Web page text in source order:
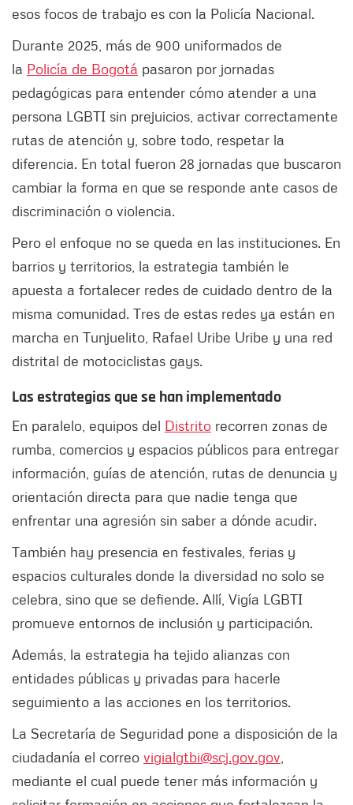
esos focos de trabajo es con la Policía Nacional.
Durante 2025, más de 900 uniformados de
la Policía de Bogotá pasaron por jornadas
pedagógicas para entender cómo atender a una
persona LGBTI sin prejuicios, activar correctamente
rutas de atención y, sobre todo, respetar la
diferencia. En total fueron 28 jornadas que buscaron
cambiar la forma en que se responde ante casos de
discriminación o violencia.
Pero el enfoque no se queda en las instituciones. En
barrios y territorios, la estrategia también le
apuesta a fortalecer redes de cuidado dentro de la
misma comunidad. Tres de estas redes ya están en
marcha en Tunjuelito, Rafael Uribe Uribe y una red
distrital de motociclistas gays.
Las estrategias que se han implementado
En paralelo, equipos del Distrito recorren zonas de
rumba, comercios y espacios públicos para entregar
información, guías de atención, rutas de denuncia y
orientación directa para que nadie tenga que
enfrentar una agresión sin saber a dónde acudir.
También hay presencia en festivales, ferias y
espacios culturales donde la diversidad no solo se
celebra, sino que se defiende. Allí, Vigía LGBTI
promueve entornos de inclusión y participación.
Además, la estrategia ha tejido alianzas con
entidades públicas y privadas para hacerle
seguimiento a las acciones en los territorios.
La Secretaría de Seguridad pone a disposición de la
ciudadanía el correo vigialgtbi@scj.gov.gov
mediante el cual puede tener más información y